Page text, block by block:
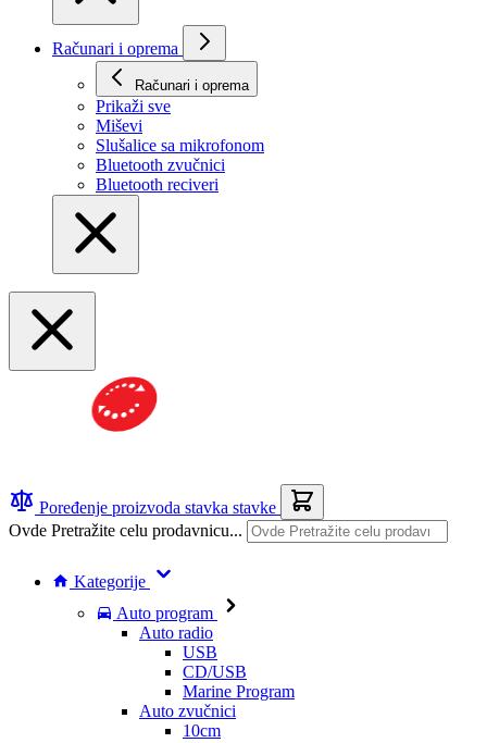
Računari i oprema
Računari i oprema
Prikaži svе
Miševi
Slušalice sa mikrofonom
Bluetooth zvučnici
Bluetooth reciveri
Poređenje proizvoda stavka stavke
Ovde Pretražite celu prodavnicu...
Kategorije
Auto program
Auto radio
USB
CD/USB
Marine Program
Auto zvučnici
10cm